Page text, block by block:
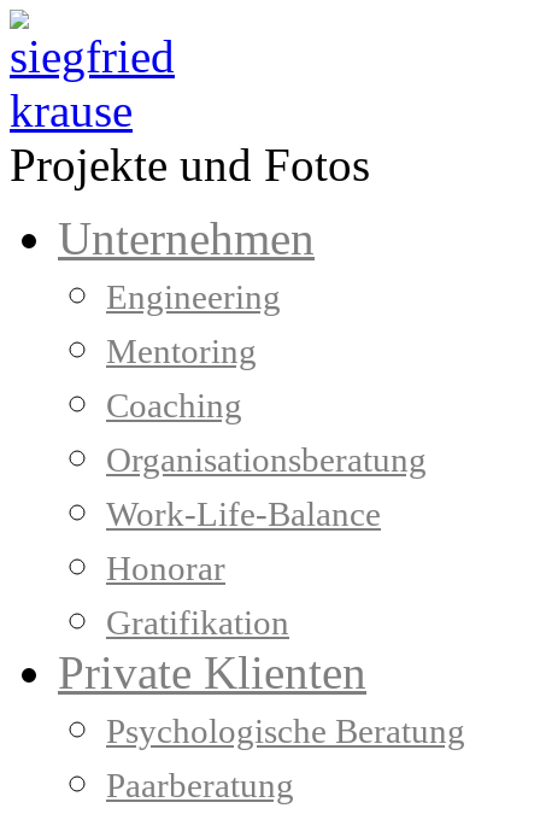
Projekte und Fotos
Unternehmen
Engineering
Mentoring
Coaching
Organisationsberatung
Work-Life-Balance
Honorar
Gratifikation
Private Klienten
Psychologische Beratung
Paarberatung